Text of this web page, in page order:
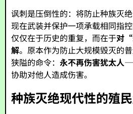
讽刺是压倒性的：将防止种族灭
现在武装并保护一项承载相同指
仅仅在于历史的重复，而在于对“
解。原本作为防止大规模毁灭的
狭隘的命令：永不再伤害犹太人
协助对他人造成伤害。
种族灭绝现代性的殖